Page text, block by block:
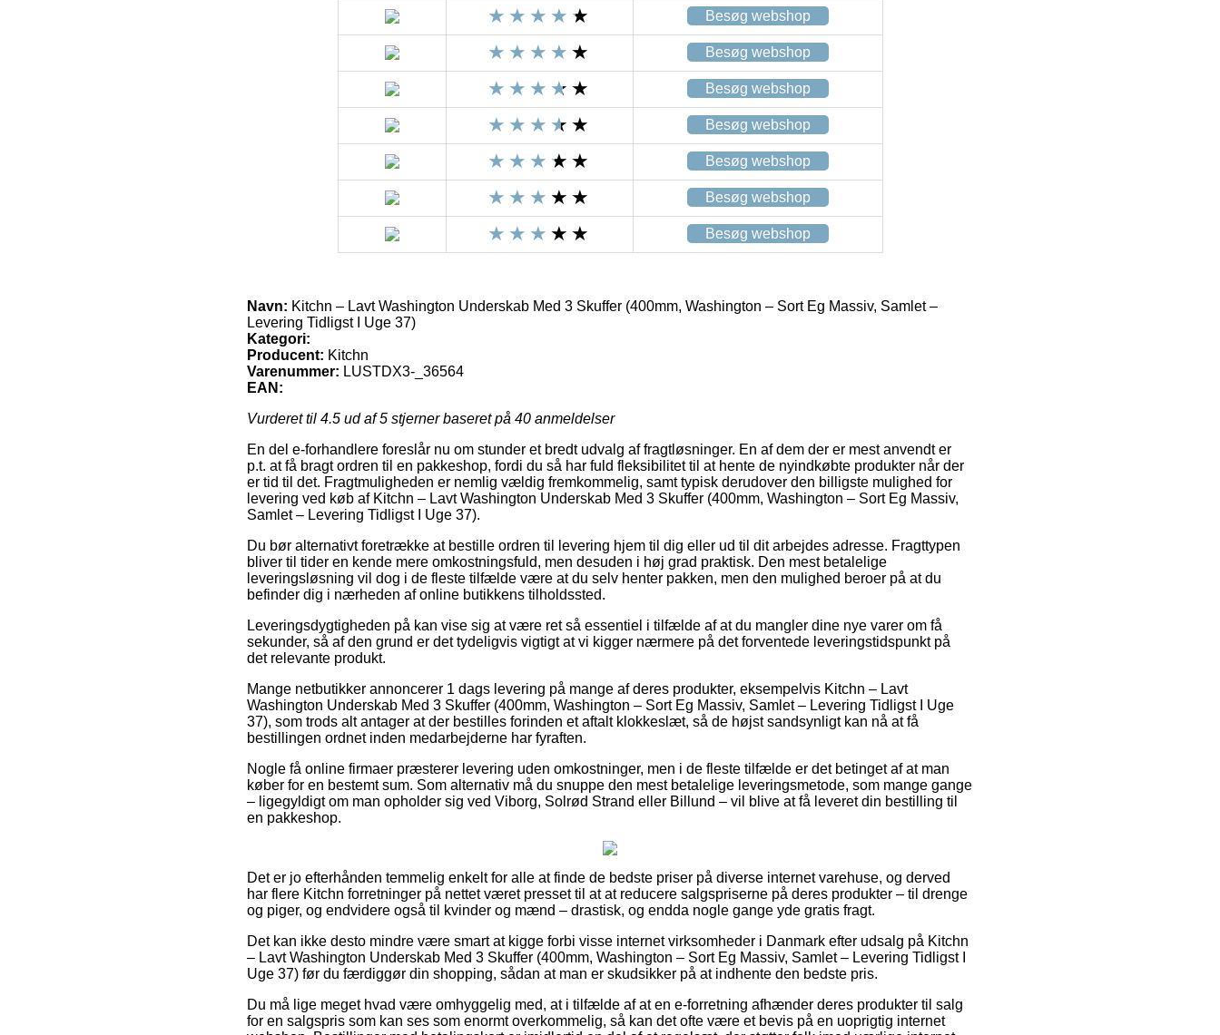
Besøg webshop
Besøg webshop
Besøg webshop
Besøg webshop
Besøg webshop
Besøg webshop
Besøg webshop
Navn: Kitchn – Lavt Washington Underskab Med 3 Skuffer (400mm, Washington – Sort Eg Massiv, Samlet –
Levering Tidligst I Uge 37)
Kategori:
Producent: Kitchn
Varenummer: LUSTDX3-_36564
EAN:
Vurderet til 4.5 ud af 5 stjerner baseret på 40 anmeldelser
En del e-forhandlere foreslår nu om stunder et bredt udvalg af fragtløsninger. En af dem der er mest anvendt er
p.t. at få bragt ordren til en pakkeshop, fordi du så har fuld fleksibilitet til at hente de nyindkøbte produkter når der
er tid til det. Fragtmuligheden er nemlig vældig fremkommelig, samt typisk derudover den billigste mulighed for
levering ved køb af Kitchn – Lavt Washington Underskab Med 3 Skuffer (400mm, Washington – Sort Eg Massiv,
Samlet – Levering Tidligst I Uge 37).
Du bør alternativt foretrække at bestille ordren til levering hjem til dig eller ud til dit arbejdes adresse. Fragttypen
bliver til tider en kende mere omkostningsfuld, men desuden i høj grad praktisk. Den mest betalelige
leveringsløsning vil dog i de fleste tilfælde være at du selv henter pakken, men den mulighed beroer på at du
befinder dig i nærheden af online butikkens tilholdssted.
Leveringsdygtigheden på kan vise sig at være ret så essentiel i tilfælde af at du mangler dine nye varer om få
sekunder, så af den grund er det tydeligvis vigtigt at vi kigger nærmere på det forventede leveringstidspunkt på
det relevante produkt.
Mange netbutikker annoncerer 1 dags levering på mange af deres produkter, eksempelvis Kitchn – Lavt
Washington Underskab Med 3 Skuffer (400mm, Washington – Sort Eg Massiv, Samlet – Levering Tidligst I Uge
37), som trods alt antager at der bestilles forinden et aftalt klokkeslæt, så de højst sandsynligt kan nå at få
bestillingen ordnet inden medarbejderne har fyraften.
Nogle få online firmaer præsterer levering uden omkostninger, men i de fleste tilfælde er det betinget af at man
køber for en bestemt sum. Som alternativ må du snuppe den mest betalelige leveringsmetode, som mange gange
– ligegyldigt om man opholder sig ved Viborg, Solrød Strand eller Billund – vil blive at få leveret din bestilling til
en pakkeshop.
Det er jo efterhånden temmelig enkelt for alle at finde de bedste priser på diverse internet varehuse, og derved
har flere Kitchn forretninger på nettet været presset til at at reducere salgspriserne på deres produkter – til drenge
og piger, og endvidere også til kvinder og mænd – drastisk, og endda nogle gange yde gratis fragt.
Det kan ikke desto mindre være smart at kigge forbi visse internet virksomheder i Danmark efter udsalg på Kitchn
– Lavt Washington Underskab Med 3 Skuffer (400mm, Washington – Sort Eg Massiv, Samlet – Levering Tidligst I
Uge 37) før du færdiggør din shopping, sådan at man er skudsikker på at indhente den bedste pris.
Du må lige meget hvad være omhyggelig med, at i tilfælde af at en e-forretning afhænder deres produkter til salg
for en salgspris som kan ses som enormt overkommelig, så kan det ofte være et bevis på en uoprigtig internet